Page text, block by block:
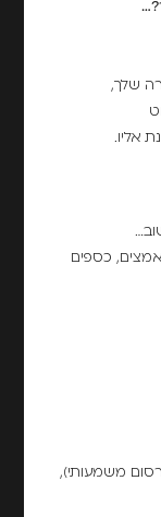
שלך,
אליו.
כספים
משמעותי),